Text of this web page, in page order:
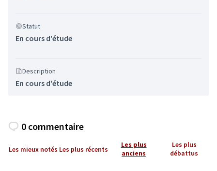
Statut
En cours d'étude
Description
En cours d'étude
0 commentaire
Les mieux notés Les plus récents
Les plus
anciens
Les plus
débattus